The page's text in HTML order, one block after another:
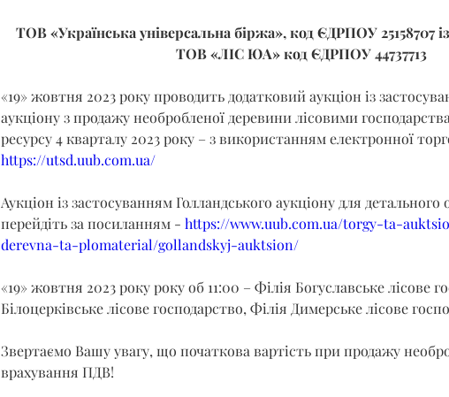
ТОВ «Українська універсальна біржа», код ЄДРПОУ 25158707
ТОВ «ЛІС ЮА» код ЄДРПОУ 44737713
«19» жовтня 2023 року проводить додатковий аукціон із
аукціону з продажу необробленої деревини лісовими
ресурсу 4 кварталу 2023 року – з використанням електронної
https://utsd.uub.com.ua/
Аукціон із застосуванням Голландського аукціону для
перейдіть за посиланням - https://www.uub.com.ua/torgy-ta-
derevna-ta-plomaterial/gollandskyj-auktsion/
«19» жовтня 2023 року року об 11:00 – Філія Богуславське лісове
Білоцерківське лісове господарство, Філія Димерське лісове
Звертаємо Вашу увагу, що початкова вартість при продажу
врахування ПДВ!